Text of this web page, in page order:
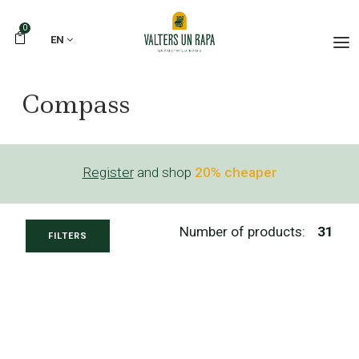
0
EN
Compass
Register and shop 20% cheaper
FILTERS Number of products: 31